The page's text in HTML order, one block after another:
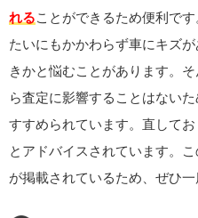
れることができるため便利で
たいにもかかわらず車にキズ
きかと悩むことがあります。
ら査定に影響することはない
すすめられています。直して
とアドバイスされています。
が掲載されているため、ぜひ